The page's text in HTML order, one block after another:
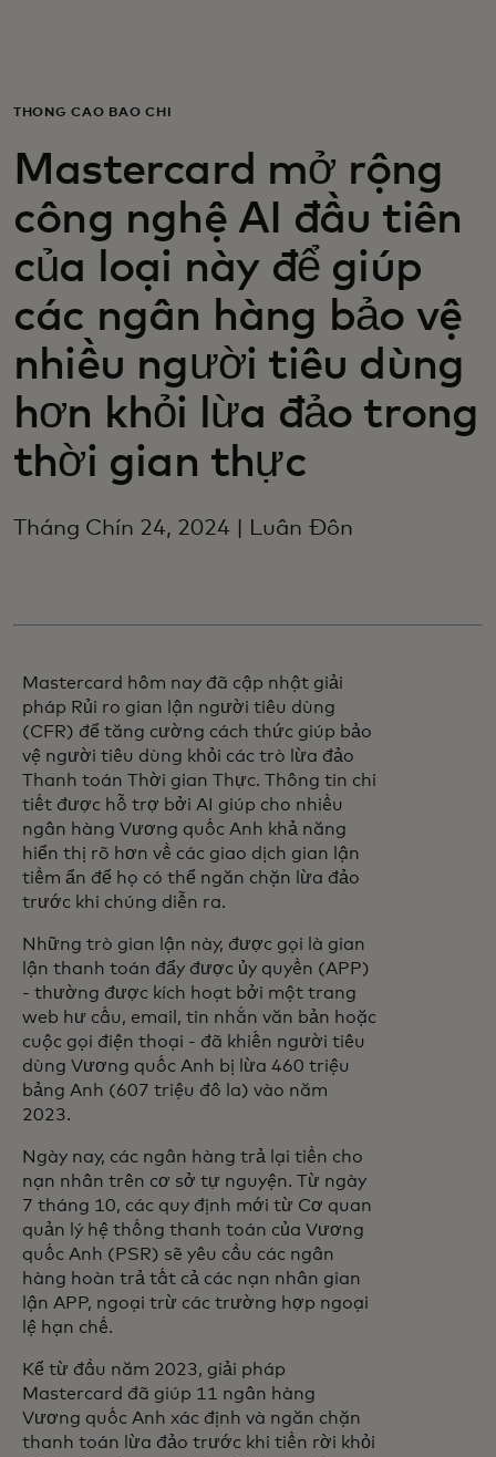
Dành cho doanh nghiệp
Dành cho thế giới
Dành cho nhà đổi mới
Tin tức và xu hướng
THÔNG CÁO BÁO CHÍ
Mastercard mở rộng
công nghệ AI đầu tiên
của loại này để giúp
các ngân hàng bảo vệ
nhiều người tiêu dùng
hơn khỏi lừa đảo trong
thời gian thực
Tháng Chín 24, 2024 | Luân Đôn
Mastercard hôm nay đã cập nhật giải
pháp Rủi ro gian lận người tiêu dùng
(CFR) để tăng cường cách thức giúp bảo
vệ người tiêu dùng khỏi các trò lừa đảo
Thanh toán Thời gian Thực. Thông tin chi
tiết được hỗ trợ bởi AI giúp cho nhiều
ngân hàng Vương quốc Anh khả năng
hiển thị rõ hơn về các giao dịch gian lận
tiềm ẩn để họ có thể ngăn chặn lừa đảo
trước khi chúng diễn ra.
Những trò gian lận này, được gọi là gian
lận thanh toán đẩy được ủy quyền (APP)
- thường được kích hoạt bởi một trang
web hư cấu, email, tin nhắn văn bản hoặc
cuộc gọi điện thoại - đã khiến người tiêu
dùng Vương quốc Anh bị lừa 460 triệu
bảng Anh (607 triệu đô la) vào năm
2023.
Ngày nay, các ngân hàng trả lại tiền cho
nạn nhân trên cơ sở tự nguyện. Từ ngày
7 tháng 10, các quy định mới từ Cơ quan
quản lý hệ thống thanh toán của Vương
quốc Anh (PSR) sẽ yêu cầu các ngân
hàng hoàn trả tất cả các nạn nhân gian
lận APP, ngoại trừ các trường hợp ngoại
lệ hạn chế.
Kể từ đầu năm 2023, giải pháp
Mastercard đã giúp 11 ngân hàng
Vương quốc Anh xác định và ngăn chặn
thanh toán lừa đảo trước khi tiền rời khỏi